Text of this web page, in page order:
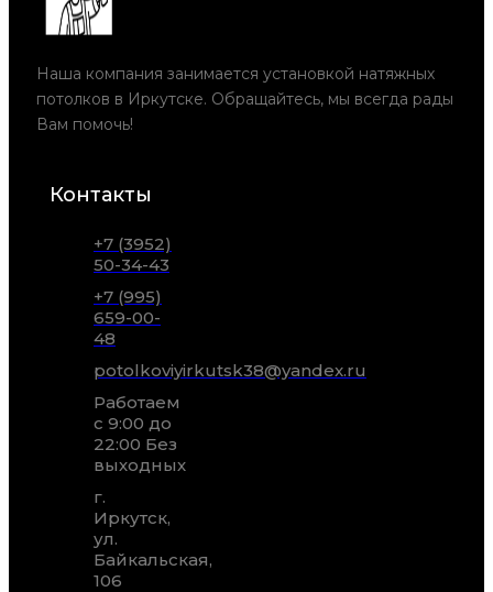
Наша компания занимается установкой натяжных
потолков в Иркутске. Обращайтесь, мы всегда рады
Вам помочь!
Контакты
+7 (3952)
50-34-43
+7 (995)
659-00-
48
potolkoviyirkutsk38@yandex.ru
Работаем
с 9:00 до
22:00 Без
выходных
г.
Иркутск,
ул.
Байкальская,
106